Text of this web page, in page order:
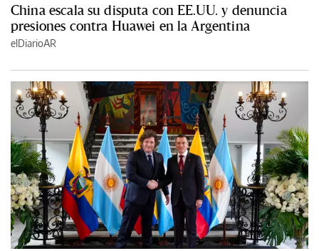
China escala su disputa con EE.UU. y denuncia
presiones contra Huawei en la Argentina
elDiarioAR